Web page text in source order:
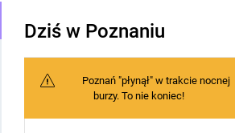
Dziś w Poznaniu
Poznań "płynął" w trakcie nocnej
burzy. To nie koniec!